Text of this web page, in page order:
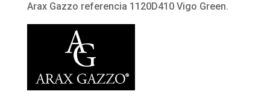
Arax Gazzo referencia 1120D410 Vigo Green.